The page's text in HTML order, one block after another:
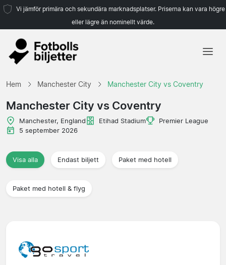
Vi jämför primära och sekundära marknadsplatser. Priserna kan vara högre
eller lägre än nominellt värde.
Hem Manchester City Manchester City vs Coventry
Manchester City vs Coventry
Manchester, England Etihad Stadium
Premier League
5 september 2026
Visa alla Endast biljett Paket med hotell
Paket med hotell & flyg